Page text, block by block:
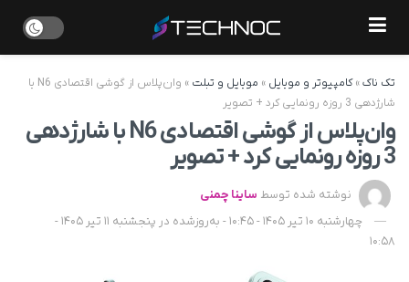
تک ناک»کامپیوتر و موبایل » موبایل و تبلت »
وان‌پلاس از گوشی اقتصادی N6 با
شارژدهی 3 روزه رونمایی کرد + تصویر
وان‌پلاس از گوشی اقتصادی N6 با شارژدهی
3 روزه رونمایی کرد + تصویر
نوشته شده توسط ساینا چمنی
چهارشنبه 10 تیر 1405 - 10:45 - به‌روزشده در پنجشنبه 11 تیر 1405 -
10:58